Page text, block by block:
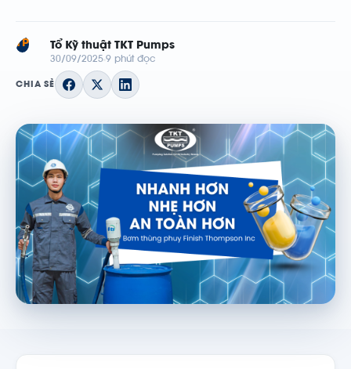
TP Tổ Kỹ thuật TKT Pumps
30/09/2025 9 phút đọc
CHIA SẺ